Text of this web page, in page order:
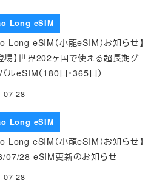
Long eSIM
Long eSIM（小龍eSIM）お知らせ】
場】世界202ヶ国で使える超長期グ
ルeSIM（180日・365日）
07-28
Long eSIM
Long eSIM（小龍eSIM）お知らせ】
07/28 eSIM更新のお知らせ
07-28